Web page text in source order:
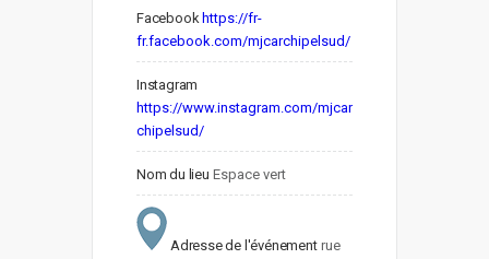
Facebook https://fr-
fr.facebook.com/mjcarchipelsud/
Instagram
https://www.instagram.com/mjcar
chipelsud/
Nom du lieu Espace vert
Adresse de l'événement rue